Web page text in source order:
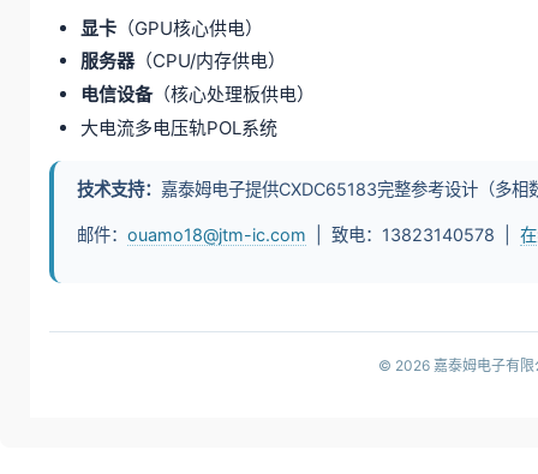
显卡（GPU核心供电）
服务器（CPU/内存供电）
电信设备（核心处理板供电）
大电流多电压轨POL系统
技术支持： 嘉泰姆电子提供CXDC65183完整参考设计（多
邮件：ouamo18@jtm-ic.com | 致电：13823140578 |
© 2026 嘉泰姆电子有限